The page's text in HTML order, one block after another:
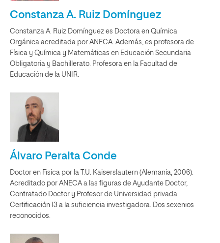
Constanza A. Ruiz Domínguez
Constanza A. Ruiz Domínguez es Doctora en Química
Orgánica acreditada por ANECA. Además, es profesora de
Física y Química y Matemáticas en Educación Secundaria
Obligatoria y Bachillerato. Profesora en la Facultad de
Educación de la UNIR.
Álvaro Peralta Conde
Doctor en Física por la T.U. Kaiserslautern (Alemania, 2006).
Acreditado por ANECA a las figuras de Ayudante Doctor,
Contratado Doctor y Profesor de Universidad privada.
Certificación I3 a la suficiencia investigadora. Dos sexenios
reconocidos.